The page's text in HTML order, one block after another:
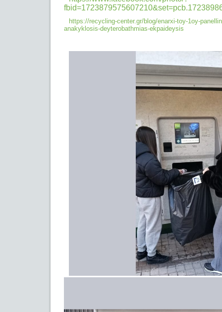
https://recycling-center.gr/blog/enarxi-toy-1oy-
anakyklosis-deyterobathmias-ekpaideysis